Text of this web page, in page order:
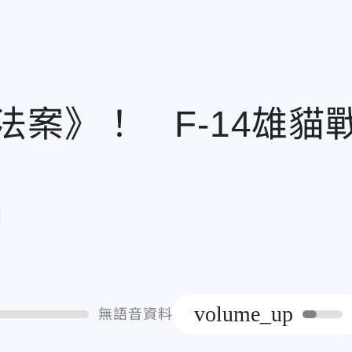
案》！ F-14雄貓
無語音資料 volume_up